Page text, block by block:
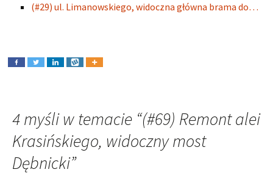
(#29) ul. Limanowskiego, widoczna główna brama do…
4 myśli w temacie “(#69) Remont alei
Krasińskiego, widoczny most
Dębnicki”